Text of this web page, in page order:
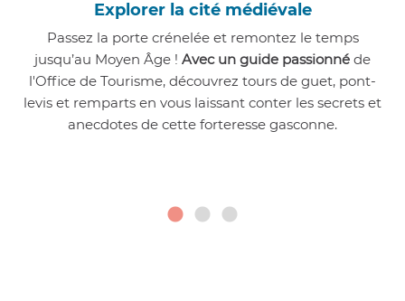
Explorer la cité médiévale
Passez la porte crénelée et remontez le temps
jusqu’au Moyen Âge ! Avec un guide passionné de
l'Office de Tourisme, découvrez tours de guet, pont-
levis et remparts en vous laissant conter les secrets et
anecdotes de cette forteresse gasconne.